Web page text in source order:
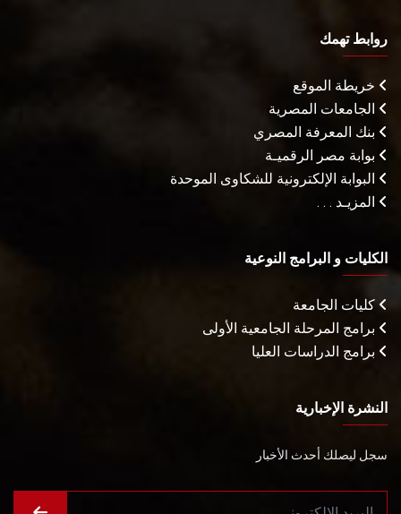
روابط تهمك
خريطة الموقع
الجامعات المصرية
بنك المعرفة المصري
بوابة مصر الرقميـة
البوابة الإلكترونية للشكاوى الموحدة
المزيـد . . .
الكليات و البرامج النوعية
كليات الجامعة
برامج المرحلة الجامعية الأولى
برامج الدراسات العليا
النشرة الإخبارية
سجل ليصلك أحدث الأخبار